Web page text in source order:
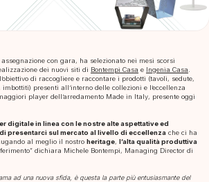
con gara, ha selezionato nei mesi scorsi
dei nuovi siti di Bontempi Casa e Ingenia Casa
di raccogliere e raccontare i prodotti (tavoli, sedute,
presenti all’interno delle collezioni e l’eccellenza
player dell’arredamento Made in Italy, presente oggi
digitale in linea con le nostre alte aspettative ed
presentarci sul mercato al livello di eccellenza che ci ha
al meglio il nostroheritage,l’alta qualità produttiva
dichiara Michele Bontempi, Managing Director di
ad una nuova sfida, è questa la parte più entusiasmante del